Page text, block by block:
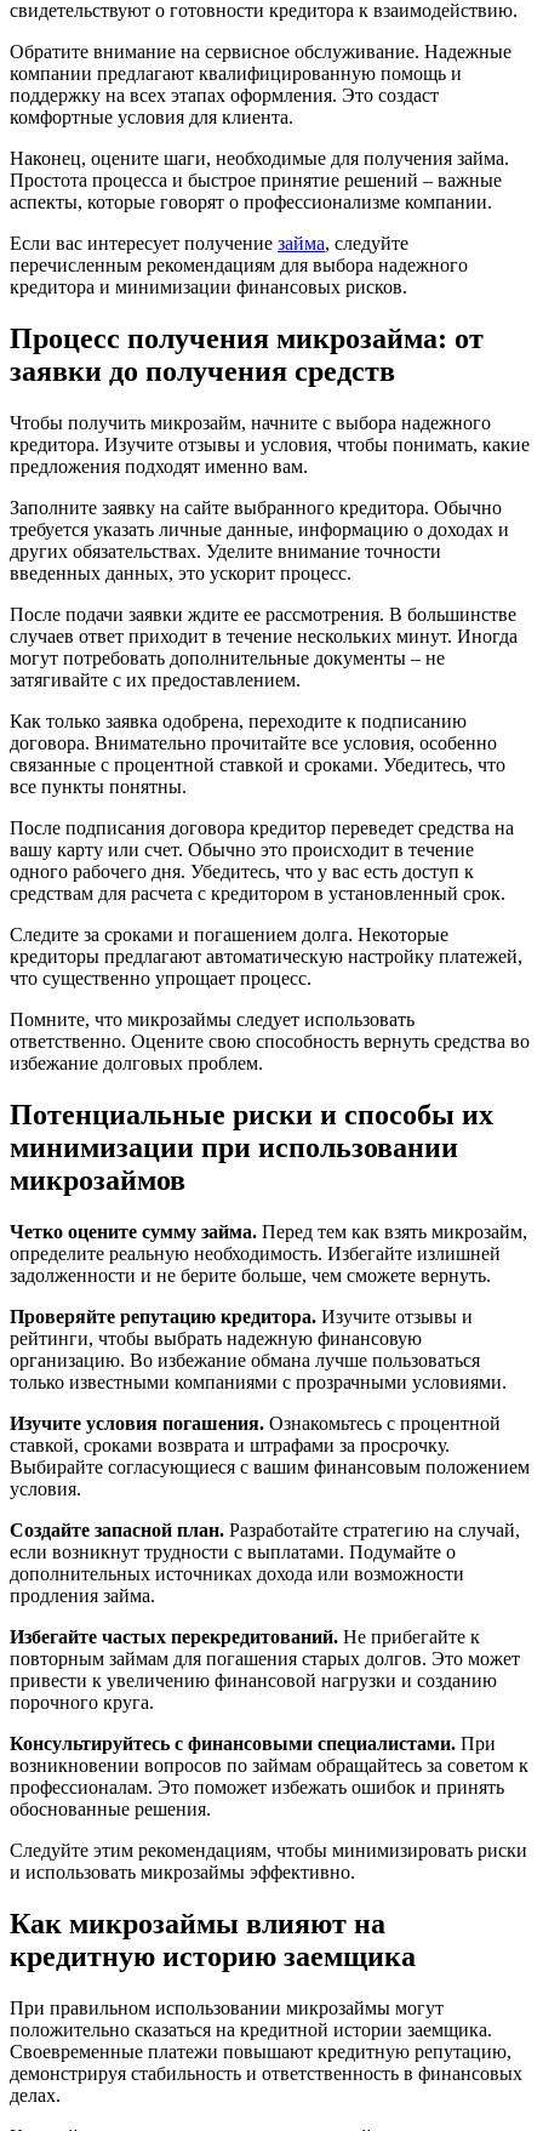
свидетельствуют о готовности кредитора к взаимодействию.
Обратите внимание на сервисное обслуживание. Надежные
компании предлагают квалифицированную помощь и
поддержку на всех этапах оформления. Это создаст
комфортные условия для клиента.
Наконец, оцените шаги, необходимые для получения займа.
Простота процесса и быстрое принятие решений – важные
аспекты, которые говорят о профессионализме компании.
Если вас интересует получение займа, следуйте
перечисленным рекомендациям для выбора надежного
кредитора и минимизации финансовых рисков.
Процесс получения микрозайма: от
заявки до получения средств
Чтобы получить микрозайм, начните с выбора надежного
кредитора. Изучите отзывы и условия, чтобы понимать, какие
предложения подходят именно вам.
Заполните заявку на сайте выбранного кредитора. Обычно
требуется указать личные данные, информацию о доходах и
других обязательствах. Уделите внимание точности
введенных данных, это ускорит процесс.
После подачи заявки ждите ее рассмотрения. В большинстве
случаев ответ приходит в течение нескольких минут. Иногда
могут потребовать дополнительные документы – не
затягивайте с их предоставлением.
Как только заявка одобрена, переходите к подписанию
договора. Внимательно прочитайте все условия, особенно
связанные с процентной ставкой и сроками. Убедитесь, что
все пункты понятны.
После подписания договора кредитор переведет средства на
вашу карту или счет. Обычно это происходит в течение
одного рабочего дня. Убедитесь, что у вас есть доступ к
средствам для расчета с кредитором в установленный срок.
Следите за сроками и погашением долга. Некоторые
кредиторы предлагают автоматическую настройку платежей,
что существенно упрощает процесс.
Помните, что микрозаймы следует использовать
ответственно. Оцените свою способность вернуть средства во
избежание долговых проблем.
Потенциальные риски и способы их
минимизации при использовании
микрозаймов
Четко оцените сумму займа. Перед тем как взять микрозайм,
определите реальную необходимость. Избегайте излишней
задолженности и не берите больше, чем сможете вернуть.
Проверяйте репутацию кредитора. Изучите отзывы и
рейтинги, чтобы выбрать надежную финансовую
организацию. Во избежание обмана лучше пользоваться
только известными компаниями с прозрачными условиями.
Изучите условия погашения. Ознакомьтесь с процентной
ставкой, сроками возврата и штрафами за просрочку.
Выбирайте согласующиеся с вашим финансовым положением
условия.
Создайте запасной план. Разработайте стратегию на случай,
если возникнут трудности с выплатами. Подумайте о
дополнительных источниках дохода или возможности
продления займа.
Избегайте частых перекредитований. Не прибегайте к
повторным займам для погашения старых долгов. Это может
привести к увеличению финансовой нагрузки и созданию
порочного круга.
Консультируйтесь с финансовыми специалистами. При
возникновении вопросов по займам обращайтесь за советом к
профессионалам. Это поможет избежать ошибок и принять
обоснованные решения.
Следуйте этим рекомендациям, чтобы минимизировать риски
и использовать микрозаймы эффективно.
Как микрозаймы влияют на
кредитную историю заемщика
При правильном использовании микрозаймы могут
положительно сказаться на кредитной истории заемщика.
Своевременные платежи повышают кредитную репутацию,
демонстрируя стабильность и ответственность в финансовых
делах.